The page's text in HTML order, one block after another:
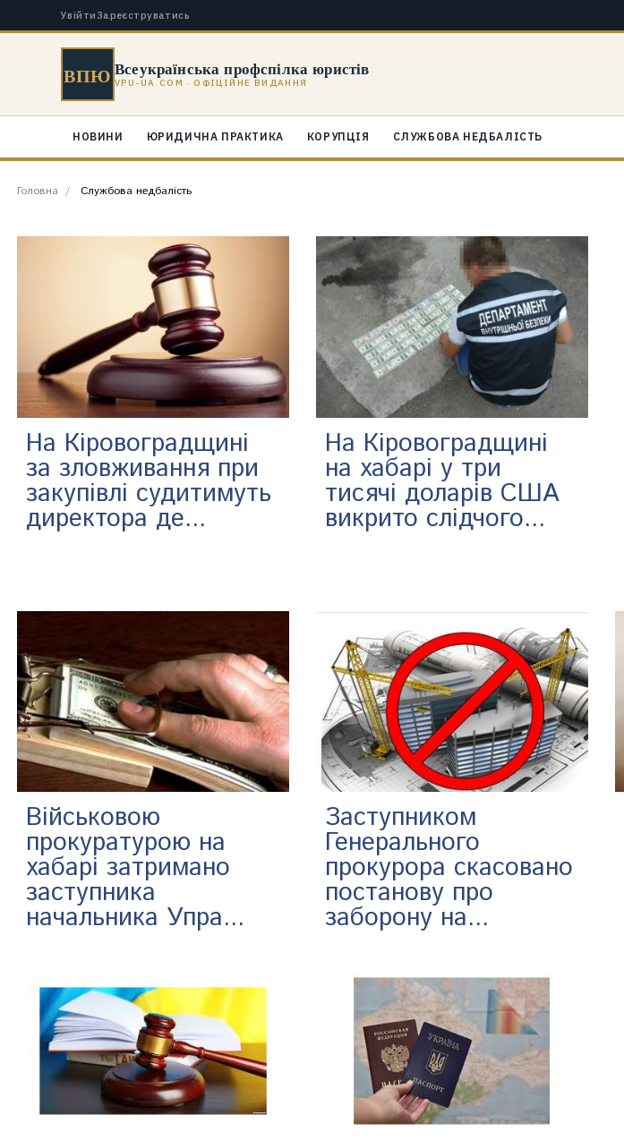
Увійти Зареєструватись
ВПЮ Всеукраїнська профспілка юристів
VPU-UA.COM · ОФІЦІЙНЕ ВИДАННЯ
НОВИНИ ЮРИДИЧНА ПРАКТИКА КОРУПЦІЯ СЛУЖБОВА НЕДБАЛІСТЬ
Головна Службова недбалість
На Кіровоградщині
за зловживання при
закупівлі судитимуть
директора де...
На Кіровоградщині
на хабарі у три
тисячі доларів США
викрито слідчого...
Військовою
прокуратурою на
хабарі затримано
заступника
начальника Упра...
Заступником
Генерального
прокурора скасовано
постанову про
заборону на...